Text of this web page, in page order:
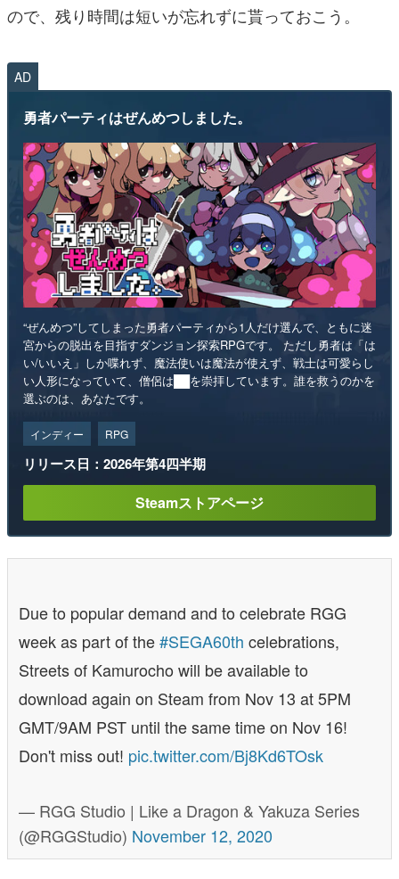
ので、残り時間は短いが忘れずに貰っておこう。
AD
勇者パーティはぜんめつしました。
“ぜんめつ”してしまった勇者パーティから1人だけ選んで、ともに迷
宮からの脱出を目指すダンジョン探索RPGです。 ただし勇者は「は
い/いいえ」しか喋れず、魔法使いは魔法が使えず、戦士は可愛らし
い人形になっていて、僧侶は██を崇拝しています。誰を救うのかを
選ぶのは、あなたです。
インディー RPG
リリース日：2026年第4四半期
Steamストアページ
Due to popular demand and to celebrate RGG
week as part of the#SEGA60th celebrations,
Streets of Kamurocho will be available to
download again on Steam from Nov 13 at 5PM
GMT/9AM PST until the same time on Nov 16!
Don't miss out! pic.twitter.com/Bj8Kd6TOsk
— RGG Studio | Like a Dragon & Yakuza Series
(@RGGStudio) November 12, 2020